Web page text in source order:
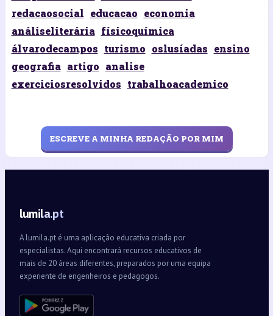
redacaosocial educacao economia
análiseliterária físicoquímica
álvarodecampos turismo oslusíadas ensino
geografia artigo analise
exerciciosresolvidos trabalhoacademico
ESCREVE A MINHA REDAÇÃO POR MIM
lumila.pt
A lumila.pt é uma aplicação educativa criada por
especialistas. Aqui encontrará recursos educativos de
mais de 20 áreas diferentes, preparados por uma equipa
experiente de engenheiros e pedagogos.